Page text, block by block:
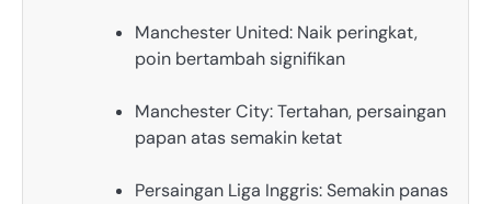
Manchester United: Naik peringkat,
poin bertambah signifikan
Manchester City: Tertahan, persaingan
papan atas semakin ketat
Persaingan Liga Inggris: Semakin panas